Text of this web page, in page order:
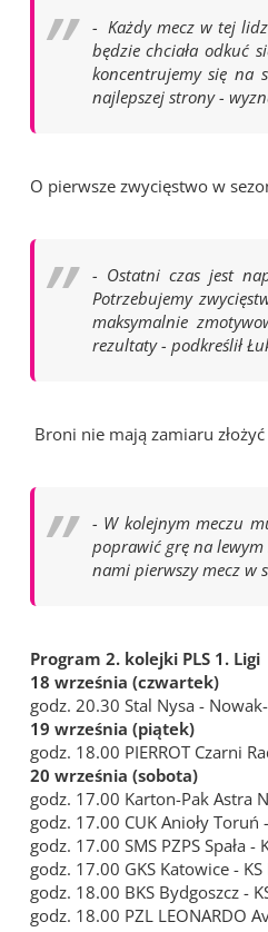
- Każdy mecz w tej
będzie chciała odkuć
koncentrujemy się na
najlepszej strony -
O pierwsze zwycięstwo w
- Ostatni czas jest
Potrzebujemy
maksymalnie
rezultaty - podkreślił
Broni nie mają zamiaru
- W kolejnym meczu
poprawić grę na lewym
nami pierwszy mecz w
Program 2. kolejki PLS 1. Ligi
18 września (czwartek)
godz. 20.30 Stal Nysa -
19 września (piątek)
godz. 18.00 PIERROT Czarni
20 września (sobota)
godz. 17.00 Karton-Pak Astra
godz. 17.00 CUK Anioły Toruń
godz. 17.00 SMS PZPS Spała
godz. 17.00 GKS Katowice -
godz. 18.00 BKS Bydgoszcz -
godz. 18.00 PZL LEONARDO